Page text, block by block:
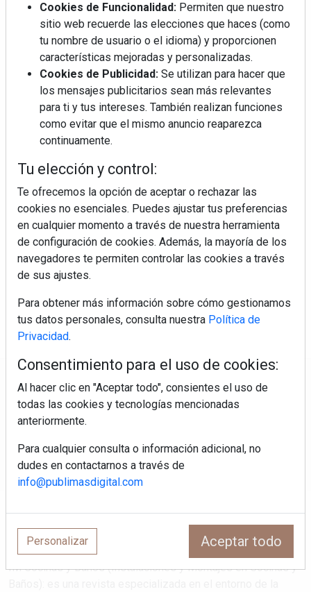
¿Por qué la cocina ha destronado al
salón como el espacio favorito de la
casa?
Sapienstone y Cupa Stone refuerzan
su alianza con una nueva superficie
cerámica que anticipa las tendencias
Diseño, orden y sostenibilidad marcan
la evolución del fregadero
LivingPINO® amplía su visión del
hogar con el lanzamiento de su nueva
línea de armarios
Regístrate y accede a contenidos
exclusivos
IM Cocinas y Baños (Instalaciones y Montajes en Cocinas y
Cookies de Funcionalidad: Permiten que nuestro
sitio web recuerde las elecciones que haces (como
tu nombre de usuario o el idioma) y proporcionen
características mejoradas y personalizadas.
Cookies de Publicidad: Se utilizan para hacer que
los mensajes publicitarios sean más relevantes
para ti y tus intereses. También realizan funciones
como evitar que el mismo anuncio reaparezca
continuamente.
Tu elección y control:
Te ofrecemos la opción de aceptar o rechazar las
cookies no esenciales. Puedes ajustar tus preferencias
en cualquier momento a través de nuestra herramienta
de configuración de cookies. Además, la mayoría de los
navegadores te permiten controlar las cookies a través
de sus ajustes.
Para obtener más información sobre cómo gestionamos
tus datos personales, consulta nuestra Política de
Privacidad.
Consentimiento para el uso de cookies:
Al hacer clic en "Aceptar todo", consientes el uso de
todas las cookies y tecnologías mencionadas
anteriormente.
Para cualquier consulta o información adicional, no
dudes en contactarnos a través de
info@publimasdigital.com
Personalizar Aceptar todo